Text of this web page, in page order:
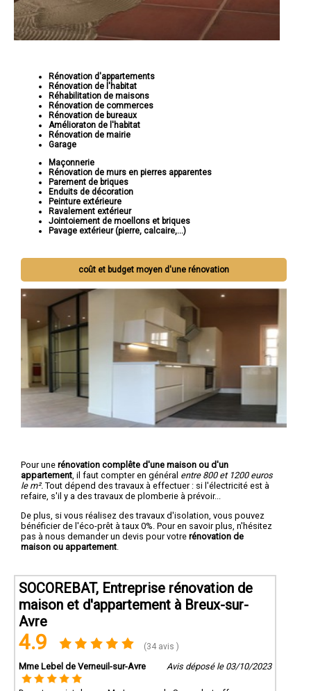
Rénovation d'appartements
Rénovation de l'habitat
Réhabilitation de maisons
Rénovation de commerces
Rénovation de bureaux
Amélioraton de l'habitat
Rénovation de mairie
Garage
Maçonnerie
Rénovation de murs en pierres apparentes
Parement de briques
Enduits de décoration
Peinture extérieure
Ravalement extérieur
Jointoiement de moellons et briques
Pavage extérieur (pierre, calcaire,...)
coût et budget moyen d'une rénovation
Pour une rénovation complête d'une maison ou d'un
appartement , il faut compter en général entre 800 et 1200 euros
le m². Tout dépend des travaux à effectuer : si l'électricité est à
refaire, s'il y a des travaux de plomberie à prévoir...
De plus, si vous réalisez des travaux d'isolation, vous pouvez
bénéficier de l'éco-prêt à taux 0%. Pour en savoir plus, n'hésitez
pas à nous demander un devis pour votre rénovation de
maison ou appartement
SOCOREBAT, Entreprise rénovation de
maison et d'appartement à Breux-sur-
Avre
4.9 (34 avis )
Mme Lebel de Verneuil-sur-Avre Avis déposé le 03/10/2023